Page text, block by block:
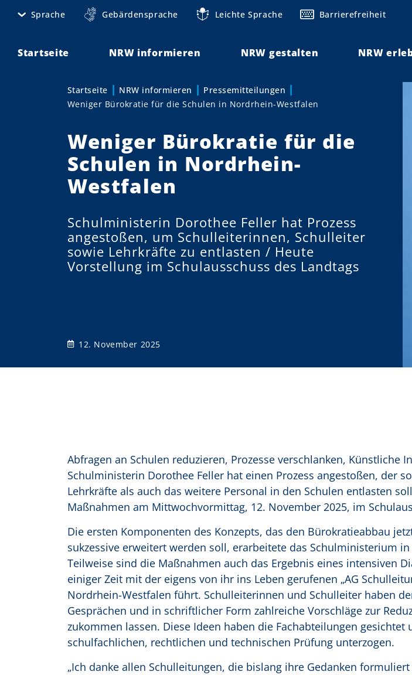
Sprache Gebärdensprache Leichte Sprache Barrierefreiheit
Startseite NRW informieren NRW gestalten NRW
Sie sind hier:
Startseite NRW informieren
Pressemitteilungen
Weniger Bürokratie für die Schulen in Nordrhein-Westfalen
Weniger Bürokratie für die
Schulen in Nordrhein-
Westfalen
Schulministerin Dorothee Feller hat Prozess
angestoßen, um Schulleiterinnen, Schulleiter
sowie Lehrkräfte zu entlasten / Heute
Vorstellung im Schulausschuss des Landtags
12. November 2025
Abfragen an Schulen reduzieren, Prozesse verschlanken, Künstliche
Schulministerin Dorothee Feller hat einen Prozess angestoßen, der
Lehrkräfte als auch das weitere Personal in den Schulen entlasten
Maßnahmen am Mittwochvormittag, 12. November 2025, im
Die ersten Komponenten des Konzepts, das den Bürokratieabbau
sukzessive erweitert werden soll, erarbeitete das Schulministerium
Teilweise sind die Maßnahmen auch das Ergebnis eines intensiven
einiger Zeit mit der eigens von ihr ins Leben gerufenen „AG
Nordrhein-Westfalen führt. Schulleiterinnen und Schulleiter haben
Gesprächen und in schriftlicher Form zahlreiche Vorschläge zur
zukommen lassen. Diese Ideen haben die Fachabteilungen gesichtet
schulfachlichen, rechtlichen und technischen Prüfung unterzogen.
„Ich danke allen Schulleitungen, die bislang ihre Gedanken